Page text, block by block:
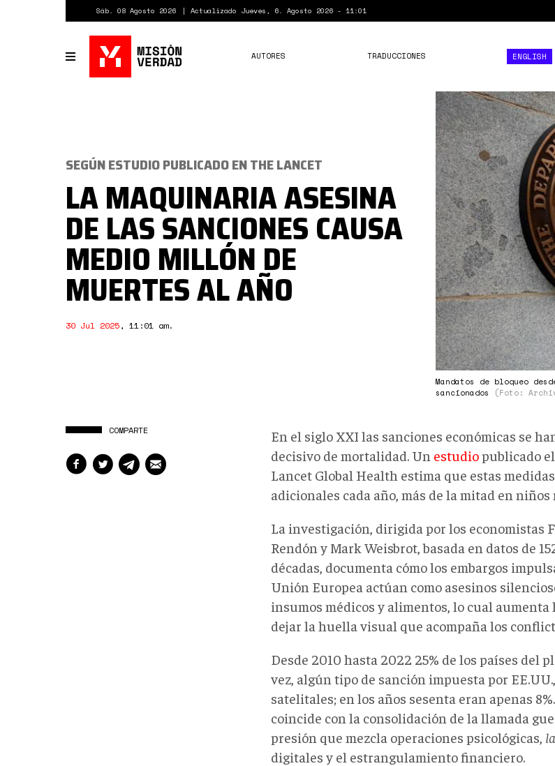
Sáb. 08 Agosto 2026 Actualizado Jueves, 6. Agosto 2026 - 11:01
Toggle
navigation
AUTORES TRADUCCIONES ENGLISH
7d25-
4b04-
93d0-
Mandatos de bloqueo
sancionados
(Foto:
SEGÚN ESTUDIO PUBLICADO EN THE LANCET
LA MAQUINARIA ASESINA
DE LAS SANCIONES CAUSA
MEDIO MILLÓN DE
MUERTES AL AÑO
30 Jul 2025, 11:01 am.
COMPARTE
En el siglo XXI las sanciones económicas se
decisivo de mortalidad. Un estudiopublicado
Lancet Global Health estima que estas
adicionales cada año, más de la mitad en niños
La investigación, dirigida por los economistas
Rendón y Mark Weisbrot, basada en datos de
décadas, documenta cómo los embargos
Unión Europea actúan como asesinos
insumos médicos y alimentos, lo cual
dejar la huella visual que acompaña los
Desde 2010 hasta 2022 25% de los países del
vez, algún tipo de sanción impuesta por
satelitales; en los años sesenta eran apenas
coincide con la consolidación de la llamada
presión que mezcla operaciones psicológicas,
digitales y el estrangulamiento financiero.